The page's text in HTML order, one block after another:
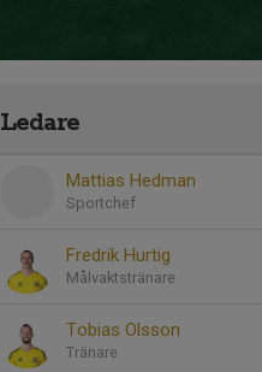
Ledare
Mattias Hedman
Sportchef
Fredrik Hurtig
Målvaktstränare
Tobias Olsson
Tränare